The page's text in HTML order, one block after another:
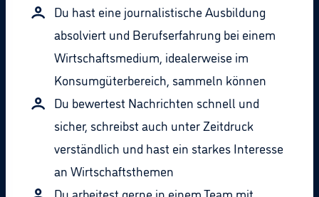
Du hast eine journalistische Ausbildung
absolviert und Berufserfahrung bei einem
Wirtschaftsmedium, idealerweise im
Konsumgüterbereich, sammeln können
Du bewertest Nachrichten schnell und
sicher, schreibst auch unter Zeitdruck
verständlich und hast ein starkes Interesse
an Wirtschaftsthemen
Du arbeitest gerne in einem Team mit